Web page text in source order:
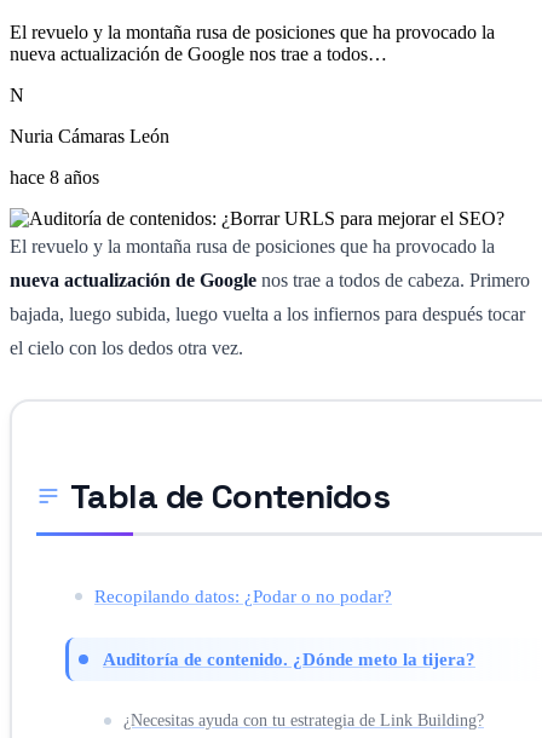
El revuelo y la montaña rusa de posiciones que ha provocado la
nueva actualización de Google nos trae a todos…
N
Nuria Cámaras León
hace 8 años
El revuelo y la montaña rusa de posiciones que ha provocado la
nueva actualización de Google nos trae a todos de cabeza. Primero
bajada, luego subida, luego vuelta a los infiernos para después tocar
el cielo con los dedos otra vez.
Tabla de Contenidos
Recopilando datos: ¿Podar o no podar?
Auditoría de contenido. ¿Dónde meto la tijera?
¿Necesitas ayuda con tu estrategia de Link Building?